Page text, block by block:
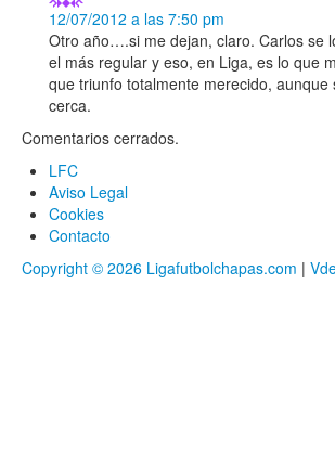
12/07/2012 a las 7:50 pm
Otro año….si me dejan, claro. Carlos se
el más regular y eso, en Liga, es lo que
que triunfo totalmente merecido, aunque
cerca.
Comentarios cerrados.
LFC
Aviso Legal
Cookies
Contacto
Copyright © 2026 Ligafutbolchapas.com |